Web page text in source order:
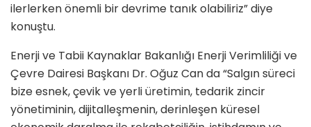
ilerlerken önemli bir devrime tanık olabiliriz” diye
konuştu.
Enerji ve Tabii Kaynaklar Bakanlığı Enerji Verimliliği ve
Çevre Dairesi Başkanı Dr. Oğuz Can da “Salgın süreci
bize esnek, çevik ve yerli üretimin, tedarik zincir
yönetiminin, dijitalleşmenin, derinleşen küresel